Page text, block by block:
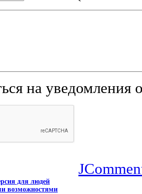
на уведомления
для людей
возможностями